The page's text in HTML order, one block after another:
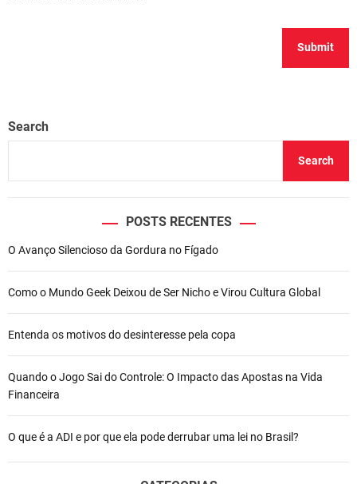
Search
Search
POSTS RECENTES
O Avanço Silencioso da Gordura no Fígado
Como o Mundo Geek Deixou de Ser Nicho e Virou Cultura Global
Entenda os motivos do desinteresse pela copa
Quando o Jogo Sai do Controle: O Impacto das Apostas na Vida
Financeira
O que é a ADI e por que ela pode derrubar uma lei no Brasil?